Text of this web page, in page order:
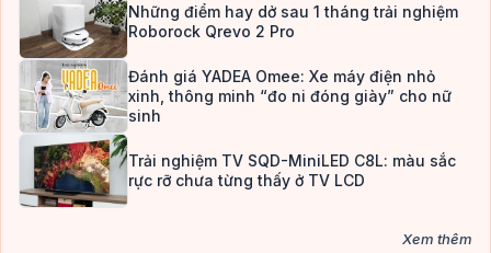
Những điểm hay dở sau 1 tháng trải nghiệm
Roborock Qrevo 2 Pro
Đánh giá YADEA Omee: Xe máy điện nhỏ
xinh, thông minh “đo ni đóng giày” cho nữ
sinh
Trải nghiệm TV SQD-MiniLED C8L: màu sắc
rực rỡ chưa từng thấy ở TV LCD
Xem thêm